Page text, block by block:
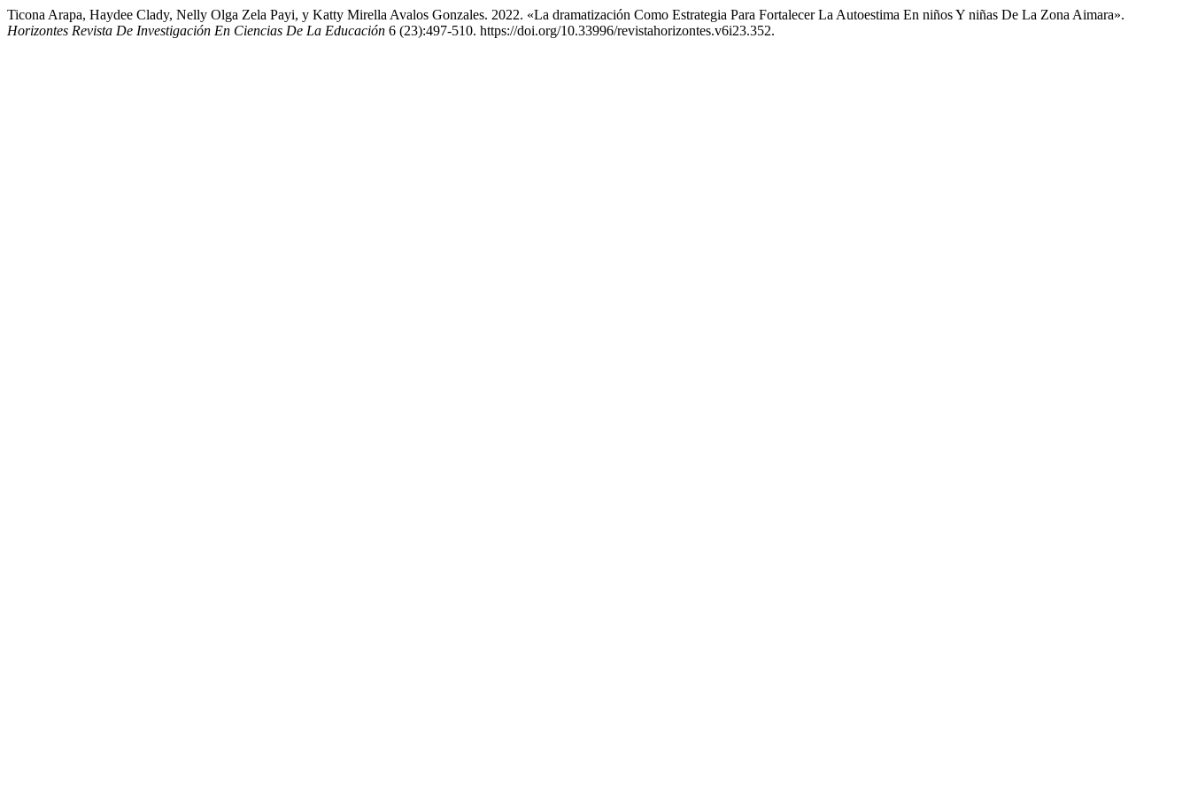
Ticona Arapa, Haydee Clady, Nelly Olga Zela Payi, y Katty Mirella Avalos Gonzales. 2022. «La dramatización Como Estrategia Para Fortalecer La Autoestima En niños Y niñas De La Zona Aimara».
Horizontes Revista De Investigación En Ciencias De La Educación 6 (23):497-510. https://doi.org/10.33996/revistahorizontes.v6i23.352.